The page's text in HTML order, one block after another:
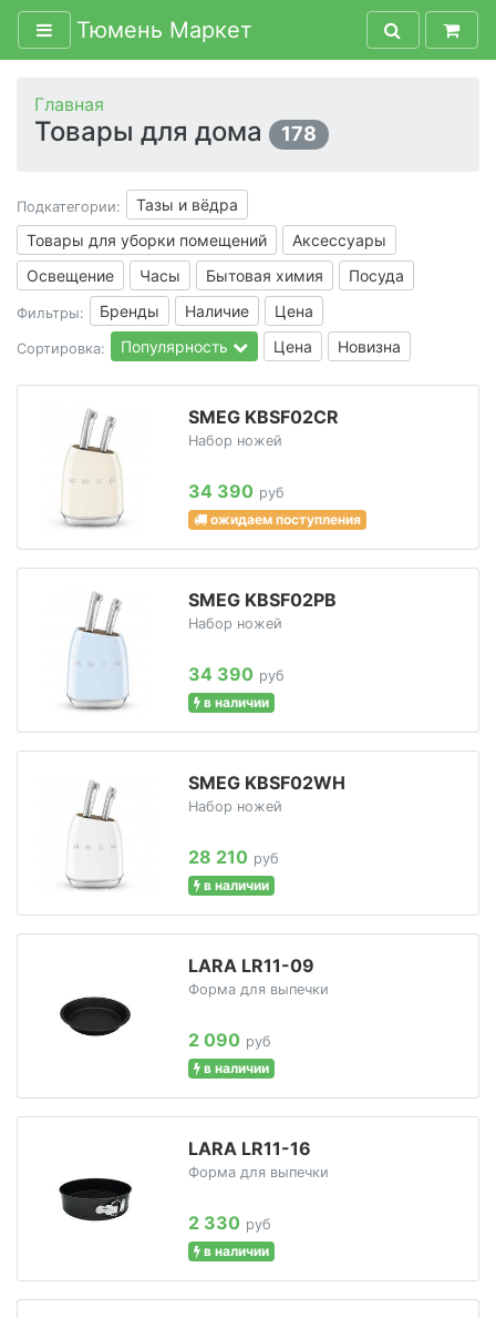
Тюмень Маркет
Главная
Товары для дома 178
Подкатегории:
Тазы и вёдра
Товары для уборки помещений
Аксессуары
Освещение
Часы Бытовая химия Посуда
Фильтры: Бренды Наличие Цена
Сортировка: Популярность Цена Новизна
SMEG KBSF02CR
Набор ножей
34 390 руб
ожидаем поступления
SMEG KBSF02PB
Набор ножей
34 390 руб
в наличии
SMEG KBSF02WH
Набор ножей
28 210 руб
в наличии
LARA LR11-09
Форма для выпечки
2 090 руб
в наличии
LARA LR11-16
Форма для выпечки
2 330 руб
в наличии